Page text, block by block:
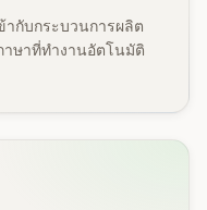
ากับกระบวนการผลิต
าษาที่ทำงานอัตโนมัติ